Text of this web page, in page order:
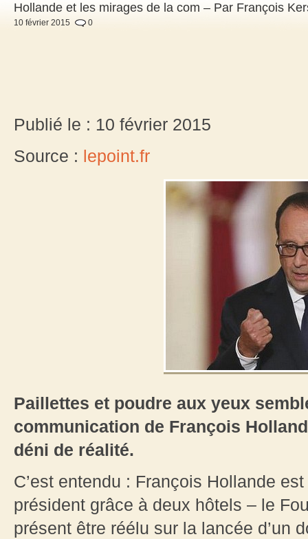
Hollande et les mirages de la com – Par François
10 février 2015 0
Publié le : 10 février 2015
Source : lepoint.fr
Paillettes et poudre aux yeux
communication de François
déni de réalité.
C’est entendu : François Hollande
président grâce à deux hôtels – le
présent être réélu sur la lancée d’un